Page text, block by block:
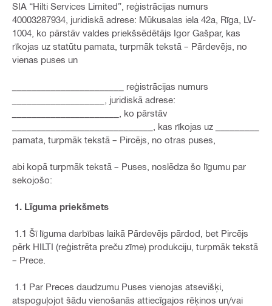
SIA “Hilti Services Limited”, reģistrācijas numurs
40003287934, juridiskā adrese: Mūkusalas iela 42a, Rīga, LV-
1004, ko pārstāv valdes priekšsēdētājs Igor Gašpar, kas
rīkojas uz statūtu pamata, turpmāk tekstā – Pārdevējs, no
vienas puses un
_______________________ reģistrācijas numurs
___________________, juridiskā adrese:
______________________, ko pārstāv
_____________________________, kas rīkojas uz _________
pamata, turpmāk tekstā – Pircējs, no otras puses,
abi kopā turpmāk tekstā – Puses, noslēdza šo līgumu par
sekojošo:
1. Līguma priekšmets
1.1 Šī līguma darbības laikā Pārdevējs pārdod, bet Pircējs
pērk HILTI (reģistrēta preču zīme) produkciju, turpmāk tekstā
– Prece.
1.1 Par Preces daudzumu Puses vienojas atsevišķi,
atspoguļojot šādu vienošanās attiecīgajos rēķinos un/vai